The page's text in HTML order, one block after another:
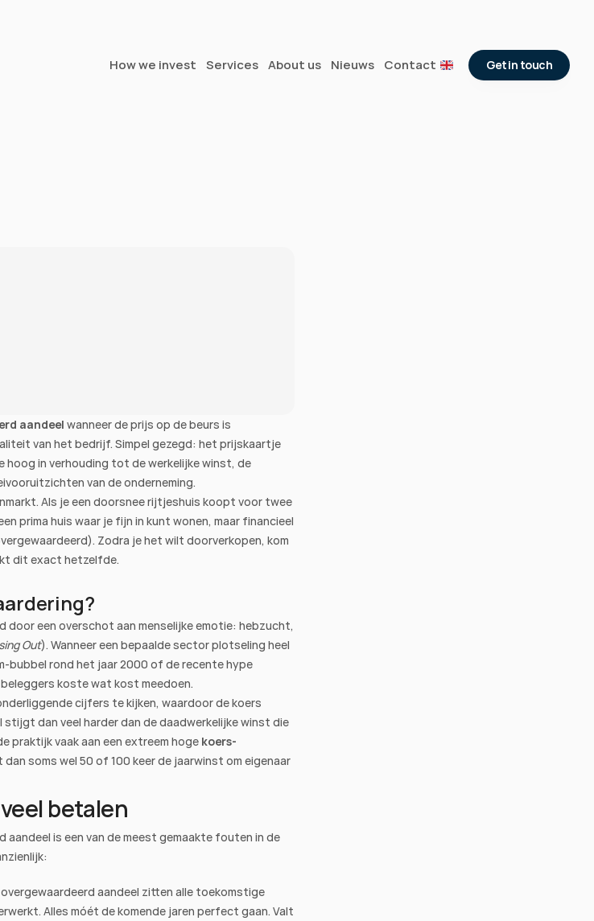
How we invest Services About us Nieuws Contact Get in touch
aandeel wanneer de prijs op de beurs is
van het bedrijf. Simpel gezegd: het prijskaartje
hoog in verhouding tot de werkelijke winst, de
van de onderneming.
Als je een doorsnee rijtjeshuis koopt voor twee
prima huis waar je fijn in kunt wonen, maar financieel
Zodra je het wilt doorverkopen, kom
dit exact hetzelfde.
een overschot aan menselijke emotie: hebzucht,
Out). Wanneer een bepaalde sector plotseling heel
bubbel rond het jaar 2000 of de recente hype
koste wat kost meedoen.
cijfers te kijken, waardoor de koers
dan veel harder dan de daadwerkelijke winst die
praktijk vaak aan een extreem hoge koers-
dan soms wel 50 of 100 keer de jaarwinst om eigenaar
betalen
aandeel is een van de meest gemaakte fouten in de
overgewaardeerd aandeel zitten alle toekomstige
Alles móét de komende jaren perfect gaan. Valt